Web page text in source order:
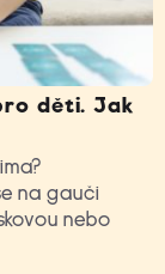
děti. Jak
na gauči
nebo